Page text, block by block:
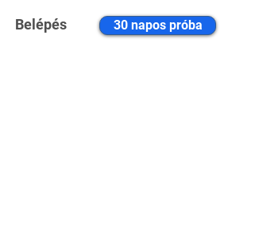
Belépés 30 napos próba